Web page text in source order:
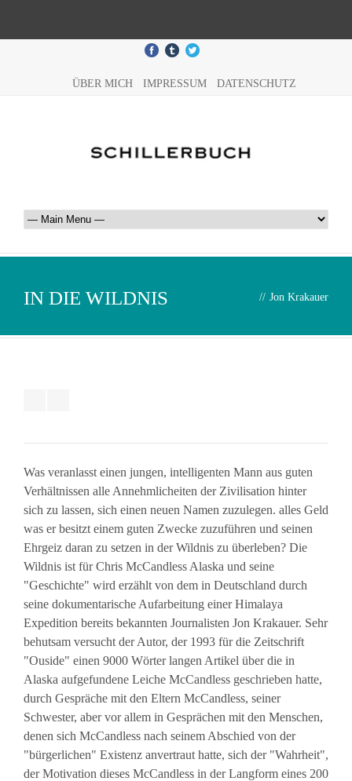
ÜBER MICH IMPRESSUM DATENSCHUTZ
IN DIE WILDNIS // Jon Krakauer
Was veranlasst einen jungen, intelligenten Mann aus guten
Verhältnissen alle Annehmlicheiten der Zivilisation hinter
sich zu lassen, sich einen neuen Namen zuzulegen. alles Geld
was er besitzt einem guten Zwecke zuzuführen und seinen
Ehrgeiz daran zu setzen in der Wildnis zu überleben? Die
Wildnis ist für Chris McCandless Alaska und seine
"Geschichte" wird erzählt von dem in Deutschland durch
seine dokumentarische Aufarbeitung einer Himalaya
Expedition bereits bekannten Journalisten Jon Krakauer. Sehr
behutsam versucht der Autor, der 1993 für die Zeitschrift
"Ouside" einen 9000 Wörter langen Artikel über die in
Alaska aufgefundene Leiche McCandless geschrieben hatte,
durch Gespräche mit den Eltern McCandless, seiner
Schwester, aber vor allem in Gesprächen mit den Menschen,
denen sich McCandless nach seinem Abschied von der
"bürgerlichen" Existenz anvertraut hatte, sich der "Wahrheit",
der Motivation dieses McCandless in der Langform eines 200